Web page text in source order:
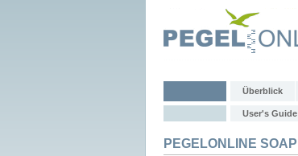
Überblick
User's Guide
PEGELONLINE